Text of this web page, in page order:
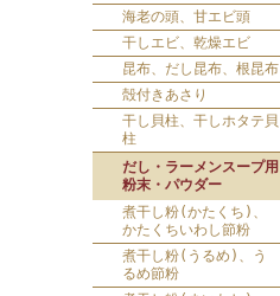
海老の頭、甘エビ頭
干しエビ、乾燥エビ
昆布、だし昆布、根昆布
殻付きあさり
干し貝柱、干しホタテ貝
柱
だし・ラーメンスープ用
粉末・パウダー
煮干し粉(かたくち)、
かたくちいわし節粉
煮干し粉(うるめ)、う
るめ節粉